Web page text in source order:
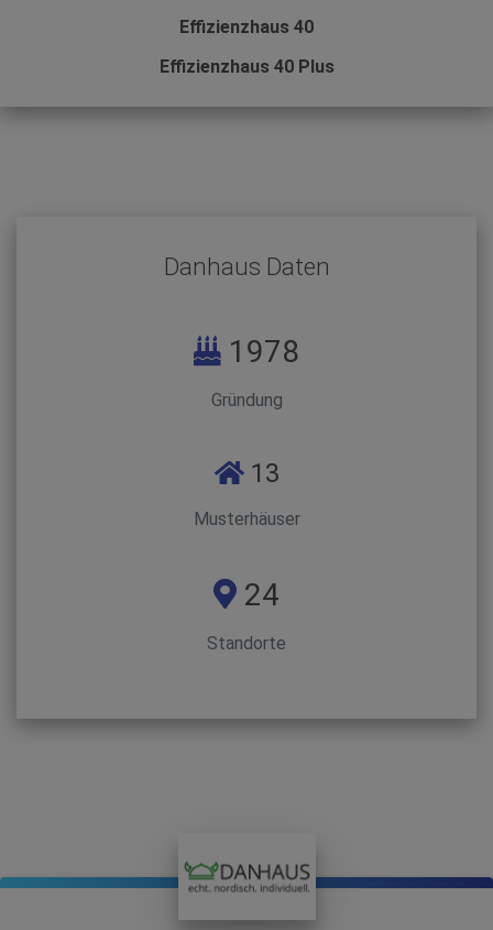
Effizienzhaus 40
Effizienzhaus 40 Plus
Danhaus Daten
1978
Gründung
13
Musterhäuser
24
Standorte